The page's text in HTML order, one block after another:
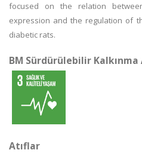
focused on the relation
expression and the regulation of
diabetic rats.
BM Sürdürülebilir Kalkınma
Atıflar